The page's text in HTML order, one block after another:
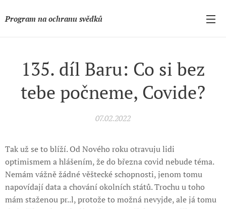
Program na ochranu svědků
135. díl Baru: Co si bez
tebe počneme, Covide?
07.02.2022
Tak už se to blíží. Od Nového roku otravuju lidi
optimismem a hlášením, že do března covid nebude téma.
Nemám vážně žádné věštecké schopnosti, jenom tomu
napovídají data a chování okolních států. Trochu u toho
mám staženou pr..l, protože to možná nevyjde, ale já tomu